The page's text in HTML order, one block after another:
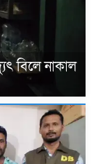
বিলে নাকাল